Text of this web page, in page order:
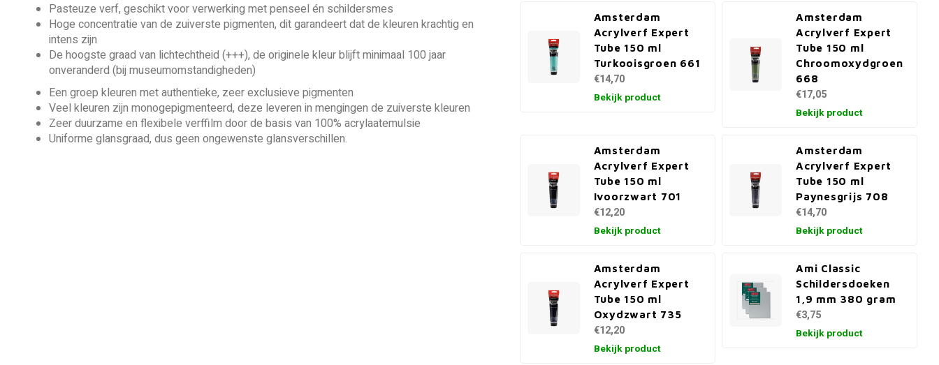
Pasteuze verf, geschikt voor verwerking met penseel én schildersmes
Hoge concentratie van de zuiverste pigmenten, dit garandeert dat de kleuren krachtig en
intens zijn
De hoogste graad van lichtechtheid (+++), de originele kleur blijft minimaal 100 jaar
onveranderd (bij museumomstandigheden)
Een groep kleuren met authentieke, zeer exclusieve pigmenten
Veel kleuren zijn monogepigmenteerd, deze leveren in mengingen de zuiverste kleuren
Zeer duurzame en flexibele verffilm door de basis van 100% acrylaatemulsie
Uniforme glansgraad, dus geen ongewenste glansverschillen.
Amsterdam
Acrylverf Expert
Tube 150 ml
Turkooisgroen 661
€14,70
Bekijk product
Amsterdam
Acrylverf Expert
Tube 150 ml
Chroomoxydgroen
668
€17,05
Bekijk product
Amsterdam
Acrylverf Expert
Tube 150 ml
Ivoorzwart 701
€12,20
Bekijk product
Amsterdam
Acrylverf Expert
Tube 150 ml
Paynesgrijs 708
€14,70
Bekijk product
Amsterdam
Acrylverf Expert
Tube 150 ml
Oxydzwart 735
€12,20
Bekijk product
Ami Classic
Schildersdoeken
1,9 mm 380 gram
€3,75
Bekijk product